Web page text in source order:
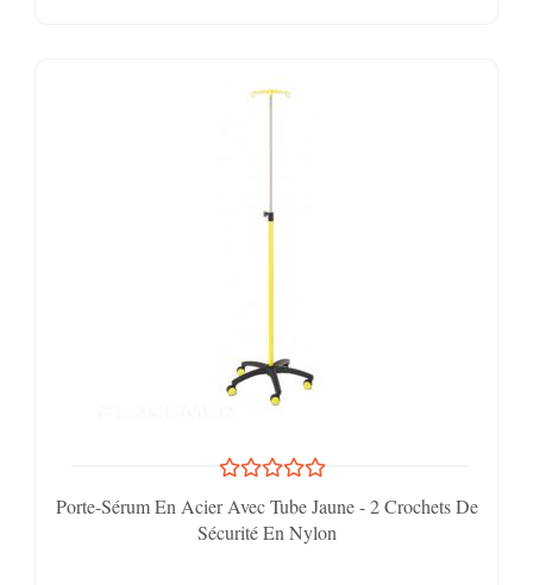
Porte-Sérum En Acier Avec Tube Jaune - 2 Crochets De
Sécurité En Nylon